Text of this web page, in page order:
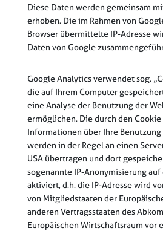
Diese Daten werden gemeinsam
erhoben. Die im Rahmen von
Browser übermittelte IP-Adresse
Daten von Google
Google Analytics verwendet sog.
die auf Ihrem Computer
eine Analyse der Benutzung der
ermöglichen. Die durch den
Informationen über Ihre
werden in der Regel an einen
USA übertragen und dort
sogenannte IP-Anonymisierung
aktiviert, d.h. die IP-Adresse wird
von Mitgliedstaaten der
anderen Vertragsstaaten des
Europäischen Wirtschaftsraum vor